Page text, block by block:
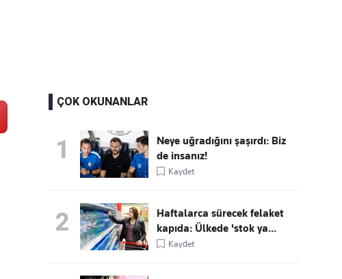
ÇOK OKUNANLAR
1
Neye uğradığını şaşırdı: Biz
de insanız!
Kaydet
2
Haftalarca sürecek felaket
kapıda: Ülkede 'stok ya...
Kaydet